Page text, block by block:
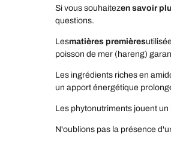
Si vous souhaitezen savoir
questions.
Lesmatières premières
poisson de mer (hareng)
Les ingrédients riches en
un apport énergétique
Les phytonutriments jouent
N'oublions pas la présence